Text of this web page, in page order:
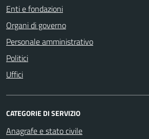
Enti e fondazioni
Organi di governo
Personale amministrativo
Politici
Uffici
CATEGORIE DI SERVIZIO
Anagrafe e stato civile